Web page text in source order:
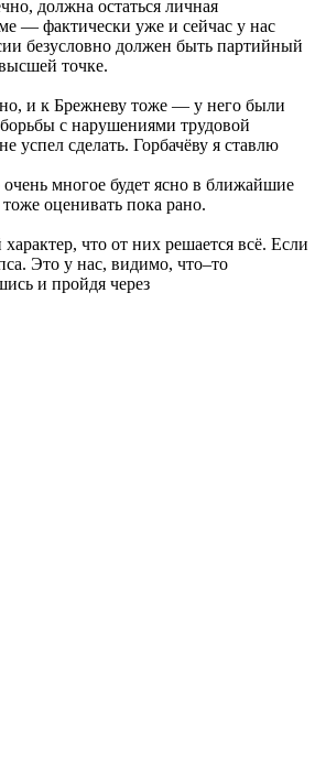
должна остаться личная
— фактически уже и сейчас у нас
безусловно должен быть партийный
точке.
и к Брежневу тоже — у него были
с нарушениями трудовой
сделать. Горбачёву я ставлю
многое будет ясно в ближайшие
оценивать пока рано.
что от них решается всё. Если
Это у нас, видимо, что–то
и пройдя через